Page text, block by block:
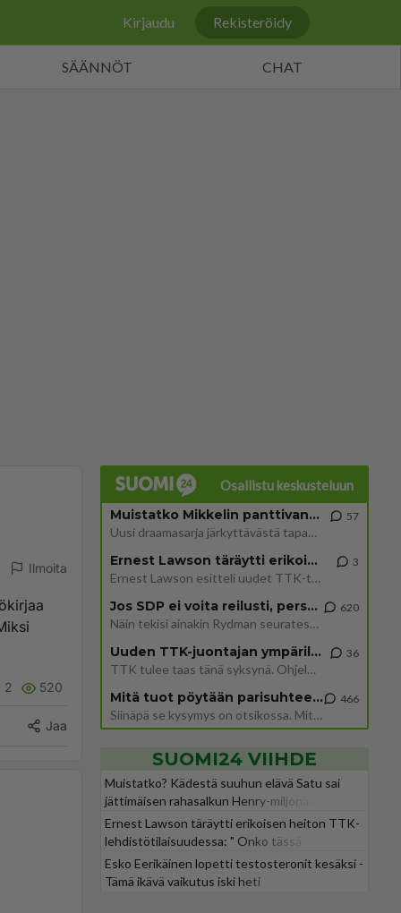
Kirjaudu Rekisteröidy
SÄÄNNÖT CHAT
Ilmoita
2 520
Jaa
Osallistu keskusteluun
Muistatko Mikkelin panttivankidraaman?
Uusi draamasarja järkyttävästä tapauksesta on tulossa. Tositapahtumiin perustuva sarja ammentaa vuoden 1986 Mikkelin pan
57
Ernest Lawson täräytti erikoisen heiton TTK-lehdistötilaisuudessa: " Onko tässä tarkoituksena...?"
Ernest Lawson esitteli uudet TTK-tähtioppilaat ja opettajat torstaina 6.8. lehdistölle. Tulevalla kaudella on yksi hausk
3
Jos SDP ei voita reilusti, persut kumoavat demokratian Suomesta
Näin tekisi ainakin Rydman seuratessaan idolinsa Trumpin mallia https://www.is.fi/politiikka/art-2000012187244.html
620
Uuden TTK-juontajan ympärillä epätietoisuus sakenee - Nyt MTV hämmentää soppaa
TTK tulee taas tänä syksynä. Ohjelman uudet tähtioppilaat julkistetaan torstaina 6. elokuuta klo 14 alkavassa lehdistö
36
Mitä tuot pöytään parisuhteessa?
Siinäpä se kysymys on otsikossa. Mitäpä siis tuot/toisit pöytään parisuhteessa? Oletko mies vai nainen? Koetko sen mitä
466
SUOMI24 VIIHDE
Muistatko? Kädestä suuhun elävä Satu sai
jättimäisen rahasalkun Henry-miljonääriltä
Ernest Lawson täräytti erikoisen heiton TTK-
lehdistötilaisuudessa: " Onko tässä
tarkoituksena...?"
Esko Eerikäinen lopetti testosteronit kesäksi -
Tämä ikävä vaikutus iski heti